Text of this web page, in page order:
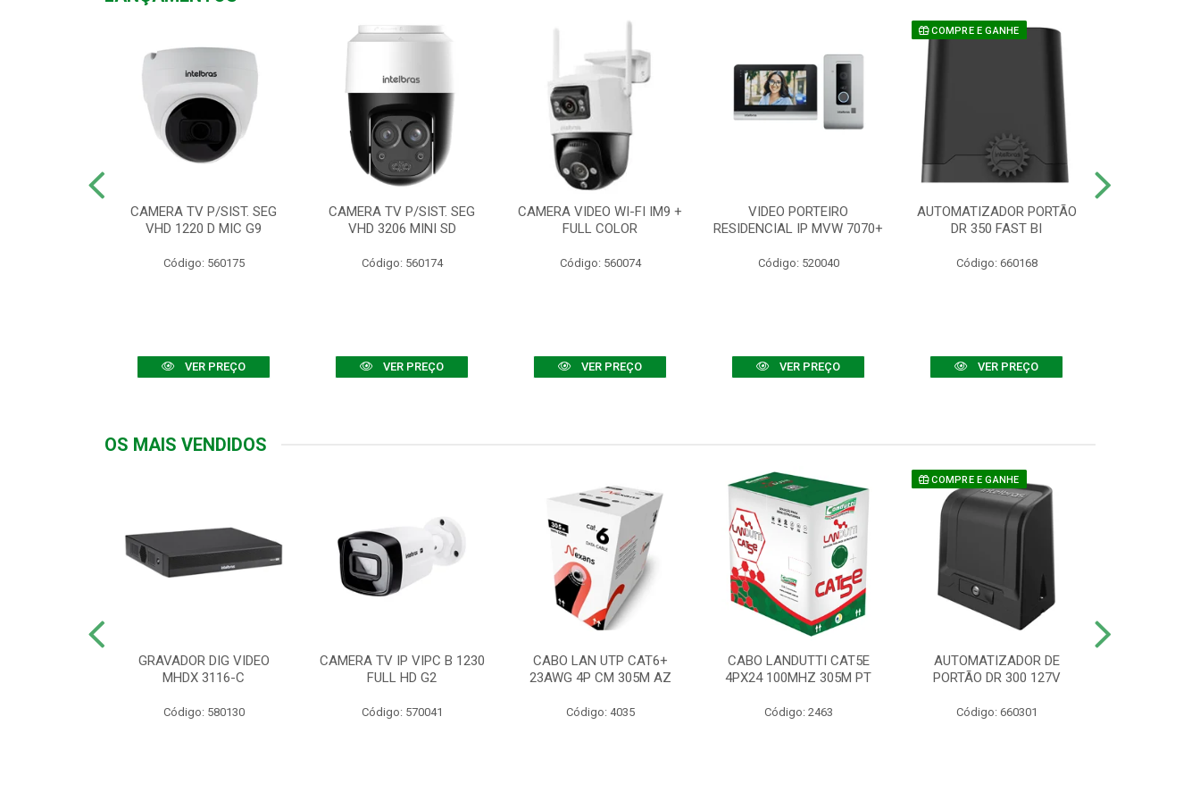
CAMERA TV P/SIST. SEG
VHD 1220 D MIC G9
Código: 560175
VER PREÇO
CAMERA TV P/SIST. SEG
VHD 3206 MINI SD
Código: 560174
VER PREÇO
CAMERA VIDEO WI-FI IM9 +
FULL COLOR
Código: 560074
VER PREÇO
VIDEO PORTEIRO
RESIDENCIAL IP MVW 7070+
Código: 520040
VER PREÇO
COMPRE E GANHE
AUTOMATIZADOR PORTÃO
DR 350 FAST BI
Código: 660168
VER PREÇO
OS MAIS VENDIDOS
GRAVADOR DIG VIDEO
MHDX 3116-C
Código: 580130
CAMERA TV IP VIPC B 1230
FULL HD G2
Código: 570041
CABO LAN UTP CAT6+
23AWG 4P CM 305M AZ
Código: 4035
CABO LANDUTTI CAT5E
4PX24 100MHZ 305M PT
Código: 2463
COMPRE E GANHE
AUTOMATIZADOR DE
PORTÃO DR 300 127V
Código: 660301